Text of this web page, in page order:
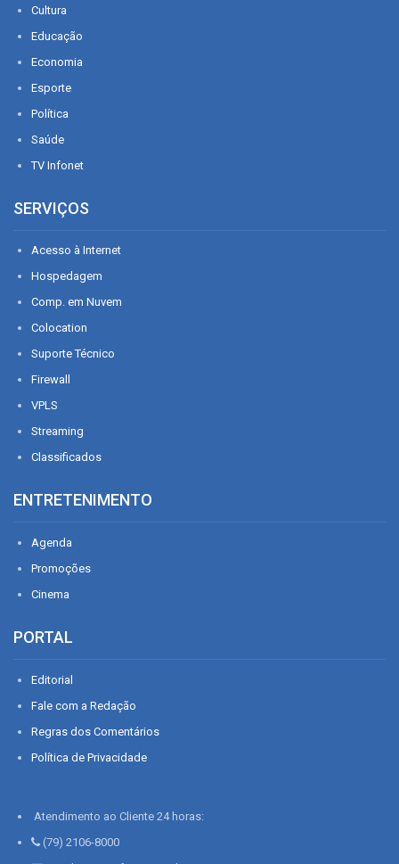
Cultura
Educação
Economia
Esporte
Política
Saúde
TV Infonet
SERVIÇOS
Acesso à Internet
Hospedagem
Comp. em Nuvem
Colocation
Suporte Técnico
Firewall
VPLS
Streaming
Classificados
ENTRETENIMENTO
Agenda
Promoções
Cinema
PORTAL
Editorial
Fale com a Redação
Regras dos Comentários
Política de Privacidade
Atendimento ao Cliente 24 horas:
(79) 2106-8000